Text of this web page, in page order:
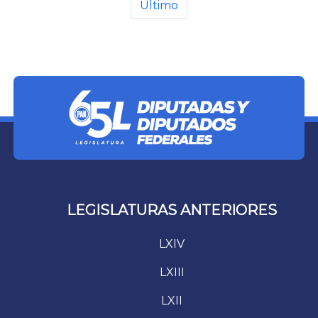
Último
LEGISLATURAS ANTERIORES
LXIV
LXIII
LXII